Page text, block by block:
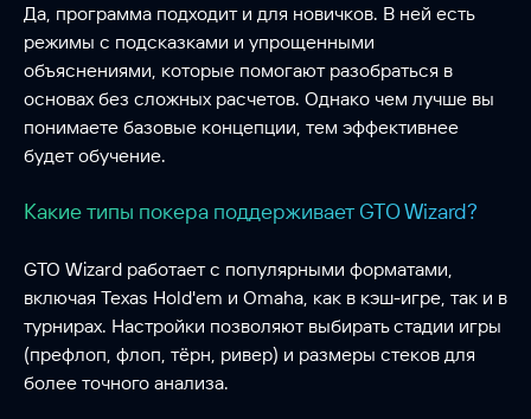
Да, программа подходит и для новичков. В ней есть
режимы с подсказками и упрощенными
объяснениями, которые помогают разобраться в
основах без сложных расчетов. Однако чем лучше вы
понимаете базовые концепции, тем эффективнее
будет обучение.
Какие типы покера поддерживает GTO Wizard?
GTO Wizard работает с популярными форматами,
включая Texas Hold'em и Omaha, как в кэш-игре, так и в
турнирах. Настройки позволяют выбирать стадии игры
(префлоп, флоп, тёрн, ривер) и размеры стеков для
более точного анализа.